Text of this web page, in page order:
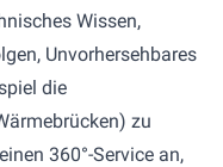
Wissen,
Unvorhersehbares
die
zu
360°-Service an,